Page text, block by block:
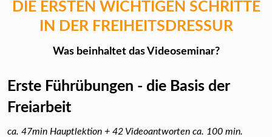
DIE ERSTEN WICHTIGEN SCHRITTE
IN DER FREIHEITSDRESSUR
Was beinhaltet das Videoseminar?
Erste Führübungen - die Basis der
Freiarbeit
ca. 47min Hauptlektion + 42 Videoantworten ca. 100 min.